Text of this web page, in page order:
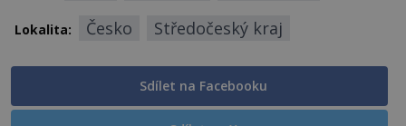
Lokalita: Česko Středočeský kraj
Sdílet na Facebooku